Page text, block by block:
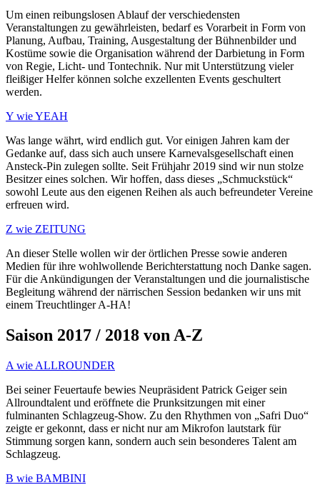
Um einen reibungslosen Ablauf der verschiedensten
Veranstaltungen zu gewährleisten, bedarf es Vorarbeit in Form von
Planung, Aufbau, Training, Ausgestaltung der Bühnenbilder und
Kostüme sowie die Organisation während der Darbietung in Form
von Regie, Licht- und Tontechnik. Nur mit Unterstützung vieler
fleißiger Helfer können solche exzellenten Events geschultert
werden.
Y wie YEAH
Was lange währt, wird endlich gut. Vor einigen Jahren kam der
Gedanke auf, dass sich auch unsere Karnevalsgesellschaft einen
Ansteck-Pin zulegen sollte. Seit Frühjahr 2019 sind wir nun stolze
Besitzer eines solchen. Wir hoffen, dass dieses „Schmuckstück“
sowohl Leute aus den eigenen Reihen als auch befreundeter Vereine
erfreuen wird.
Z wie ZEITUNG
An dieser Stelle wollen wir der örtlichen Presse sowie anderen
Medien für ihre wohlwollende Berichterstattung noch Danke sagen.
Für die Ankündigungen der Veranstaltungen und die journalistische
Begleitung während der närrischen Session bedanken wir uns mit
einem Treuchtlinger A-HA!
Saison 2017 / 2018 von A-Z
A wie ALLROUNDER
Bei seiner Feuertaufe bewies Neupräsident Patrick Geiger sein
Allroundtalent und eröffnete die Prunksitzungen mit einer
fulminanten Schlagzeug-Show. Zu den Rhythmen von „Safri Duo“
zeigte er gekonnt, dass er nicht nur am Mikrofon lautstark für
Stimmung sorgen kann, sondern auch sein besonderes Talent am
Schlagzeug.
B wie BAMBINI